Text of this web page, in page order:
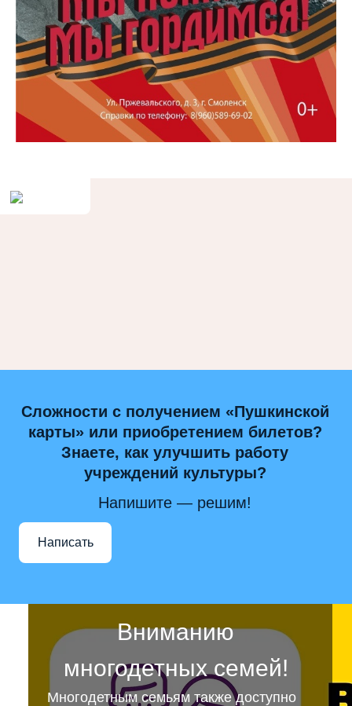
Сложности с получением «Пушкинской
карты» или приобретением билетов?
Знаете, как улучшить работу
учреждений культуры?
Напишите — решим!
Написать
Вниманию
многодетных семей!
Многодетным семьям также доступно